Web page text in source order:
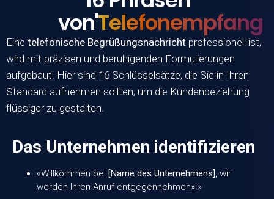
von'Telefonempfang
Eine telefonische Begrüßungsnachricht professionell ist,
wird mit präzisen und beruhigenden Formulierungen
aufgebaut. Hier sind 16 Schlüsselsätze, die Sie in Ihren
Standard aufnehmen sollten, um die Kundenbeziehung
flüssiger zu gestalten.
Das Unternehmen identifizieren
«Willkommen bei [Name des Unternehmens], wir
werden Ihren Anruf entgegennehmen».»